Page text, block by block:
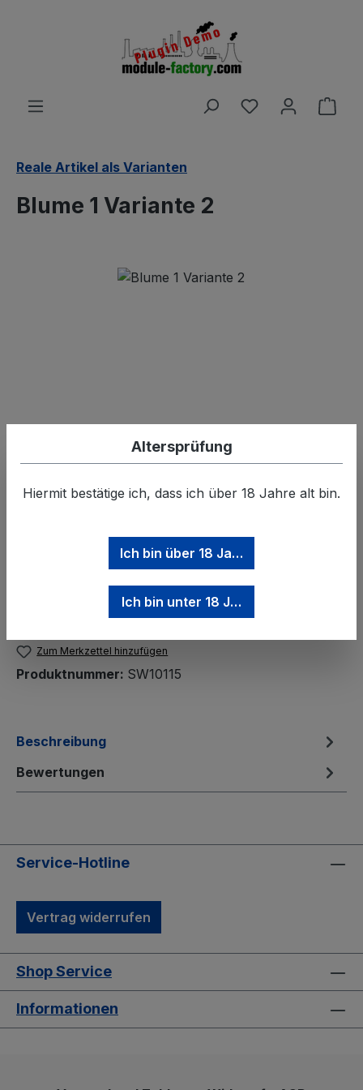
Du hast 0
Reale Artikel als Varianten
Blume 1 Variante 2
Preise inkl. MwSt. zzgl. Versandkosten
Produkt Anzahl: Gib den
In den Warenkorb
Zum Merkzettel hinzufügen
Produktnummer: SW10115
Beschreibung
Bewertungen
Service-Hotline
Vertrag widerrufen
Shop Service
Informationen
Altersprüfung
Hiermit bestätige ich, dass ich über 18 Jahre alt bin.
Ich bin über 18 Jahre
Ich bin unter 18 Jahre